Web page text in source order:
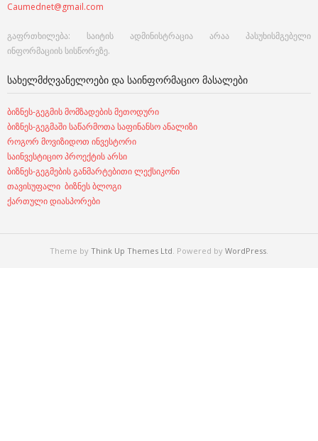
Caumednet@gmail.com
გაფრთხილება: საიტის ადმინისტრაცია არაა პასუხისმგებელი
ინფორმაციის სისწორეზე.
ᲡᲐᲮᲔᲚᲛᲫᲦᲕᲐᲜᲔᲚᲝᲔᲑᲘ ᲓᲐ ᲡᲐᲘᲜᲤᲝᲠᲛᲐᲪᲘᲝ ᲛᲐᲡᲐᲚᲔᲑᲘ
ბიზნეს-გეგმის მომზადების მეთოდური
ბიზნეს-გეგმაში საწარმოთა საფინანსო ანალიზი
როგორ მოვიზიდოთ ინვესტორი
საინვესტიციო პროექტის არსი
ბიზნეს-გეგმების განმარტებითი ლექსიკონი
თავისუფალი ბიზნეს ბლოგი
ქართული დიასპორები
Theme by Think Up Themes Ltd. Powered by WordPress.